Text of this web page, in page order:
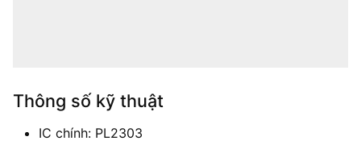
Thông số kỹ thuật
IC chính: PL2303